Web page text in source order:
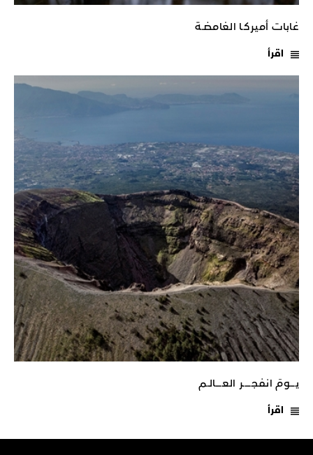
غابات أميركـا الغامضـة
اقرأ
يـــومَ انفجـــــر العــــالـم
اقرأ